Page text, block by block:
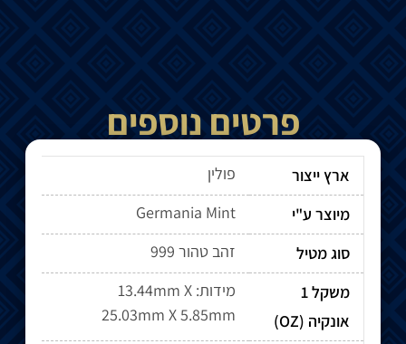
פרטים נוספים
ארץ ייצור
פולין
מיוצר ע"י
Germania Mint
סוג מטיל
זהב טהור 999
משקל 1
אונקיה (OZ)
מידות: 13.44mm X
25.03mm X 5.85mm